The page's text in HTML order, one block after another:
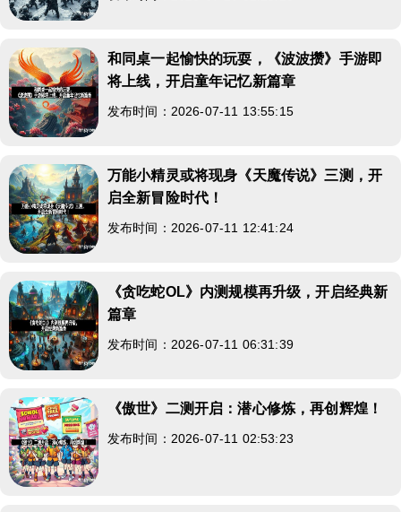
和同桌一起愉快的玩耍，《波波攒》手游即
将上线，开启童年记忆新篇章
发布时间：2026-07-11 13:55:15
万能小精灵或将现身《天魔传说》三测，开
启全新冒险时代！
发布时间：2026-07-11 12:41:24
《贪吃蛇OL》内测规模再升级，开启经典新
篇章
发布时间：2026-07-11 06:31:39
《傲世》二测开启：潜心修炼，再创辉煌！
发布时间：2026-07-11 02:53:23